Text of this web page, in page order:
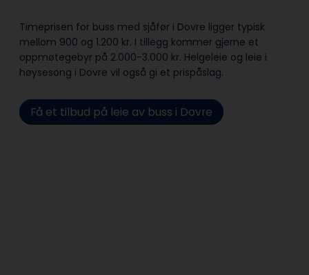
Timeprisen for buss med sjåfør i Dovre ligger typisk
mellom 900 og 1.200 kr. I tillegg kommer gjerne et
oppmøtegebyr på 2.000-3.000 kr. Helgeleie og leie i
høysesong i Dovre vil også gi et prispåslag.
Få et tilbud på leie av buss i Dovre